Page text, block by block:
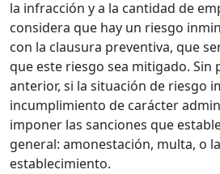
la infracción y a la cantidad de
considera que hay un riesgo
con la clausura preventiva, que
que este riesgo sea mitigado. Sin
anterior, si la situación de riesgo
incumplimiento de carácter
imponer las sanciones que
general: amonestación, multa, o
establecimiento.